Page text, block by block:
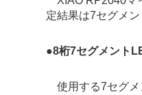
定結果は7セグメン
●8桁7セグメント
使用する7セグメ